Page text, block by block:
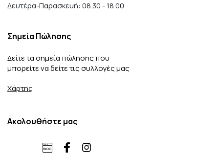
Δευτέρα-Παρασκευή: 08.30 - 18.00
Σημεία Πώλησης
Δείτε τα σημεία πώλησης που
μπορείτε να δείτε τις συλλογές μας
Χάρτης
Ακολουθήστε μας